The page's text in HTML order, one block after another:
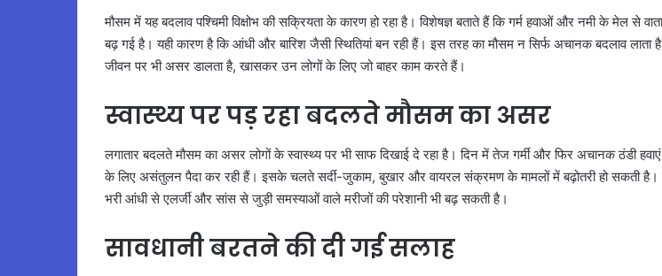
मौसम में यह बदलाव पश्चिमी विक्षोभ की सक्रियता के कारण हो रहा है। विशेषज्ञ बताते हैं कि गर्म हवाओं और नमी के मेल से
बढ़ गई है। यही कारण है कि आंधी और बारिश जैसी स्थितियां बन रही हैं। इस तरह का मौसम न सिर्फ अचानक बदलाव लाता
जीवन पर भी असर डालता है, खासकर उन लोगों के लिए जो बाहर काम करते हैं।
स्वास्थ्य पर पड़ रहा बदलते मौसम का असर
लगातार बदलते मौसम का असर लोगों के स्वास्थ्य पर भी साफ दिखाई दे रहा है। दिन में तेज गर्मी और फिर अचानक ठंडी हवाएं
के लिए असंतुलन पैदा कर रही हैं। इसके चलते सर्दी-जुकाम, बुखार और वायरल संक्रमण के मामलों में बढ़ोतरी हो सकती
भरी आंधी से एलर्जी और सांस से जुड़ी समस्याओं वाले मरीजों की परेशानी भी बढ़ सकती है।
सावधानी बरतने की दी गई सलाह